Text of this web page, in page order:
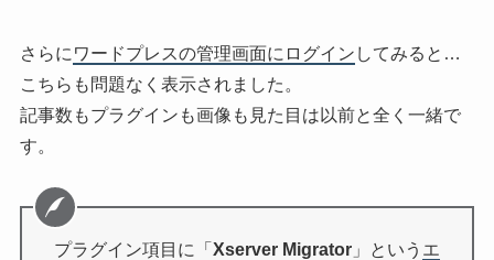
さらに ワードプレスの管理画面にログイン してみると…
こちらも問題なく表示されました。
記事数もプラグインも画像も見た目は以前と全く一緒で
す。
プラグイン項目に「 Xserver Migrator」という エ